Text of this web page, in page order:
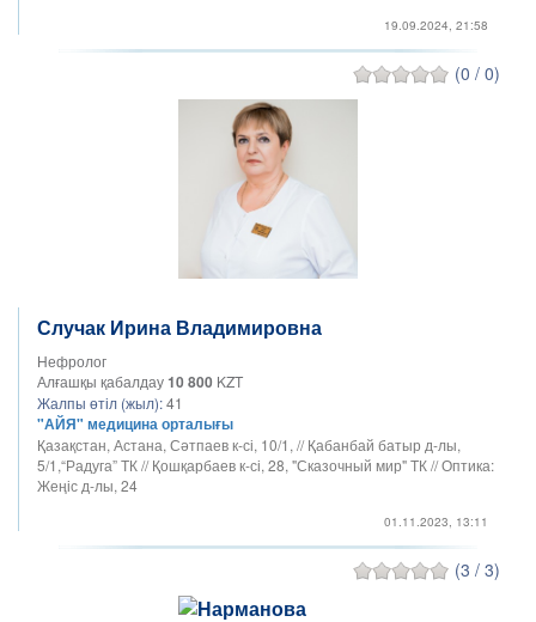
19.09.2024, 21:58
(0 / 0)
Случак Ирина Владимировна
Нефролог
Алғашқы қабалдау10 800 KZT
Жалпы өтіл (жыл):41
"АЙЯ" медицина орталығы
Қазақстан, Астана, Сәтпаев к-сі, 10/1, // Қабанбай батыр д-лы,
5/1,“Радуга” ТК // Қошқарбаев к-сі, 28, "Сказочный мир" ТК // Оптика:
Жеңіс д-лы, 24
01.11.2023, 13:11
(3 / 3)